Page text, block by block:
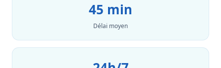
45 min
Délai moyen